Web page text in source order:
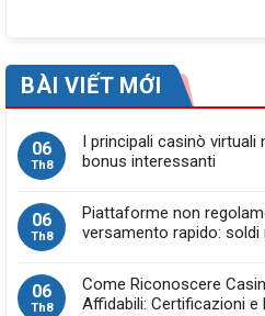
BÀI VIẾT MỚI
06
Th8
I principali casinò virtuali
bonus interessanti
06
Th8
Piattaforme non
versamento rapido:
06
Th8
Come Riconoscere
Affidabili: Certificazioni e